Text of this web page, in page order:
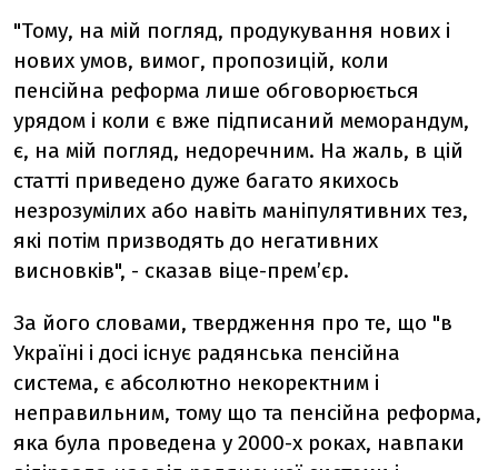
"Тому, на мій погляд, продукування нових і
нових умов, вимог, пропозицій, коли
пенсійна реформа лише обговорюється
урядом і коли є вже підписаний меморандум,
є, на мій погляд, недоречним. На жаль, в цій
статті приведено дуже багато якихось
незрозумілих або навіть маніпулятивних тез,
які потім призводять до негативних
висновків", - сказав віце-прем’єр.
За його словами, твердження про те, що "в
Україні і досі існує радянська пенсійна
система, є абсолютно некоректним і
неправильним, тому що та пенсійна реформа,
яка була проведена у 2000-х роках, навпаки